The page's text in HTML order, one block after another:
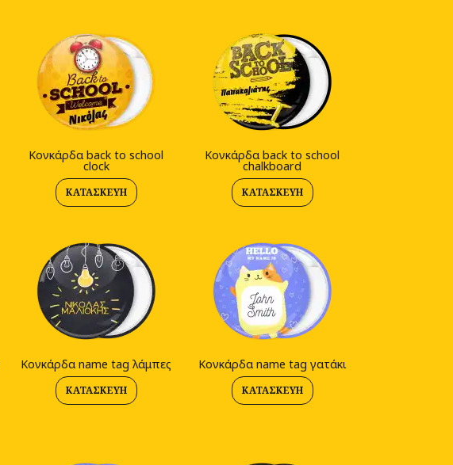
Κονκάρδα back to school
clock
ΚΑΤΑΣΚΕΥΉ
Κονκάρδα back to school
chalkboard
ΚΑΤΑΣΚΕΥΉ
Κονκάρδα name tag λάμπες
ΚΑΤΑΣΚΕΥΉ
Κονκάρδα name tag γατάκι
ΚΑΤΑΣΚΕΥΉ